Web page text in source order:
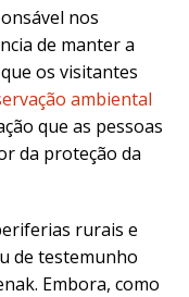
nos
de manter a
os visitantes
ambiental
que as pessoas
da proteção da
rurais e
de testemunho
Embora, como